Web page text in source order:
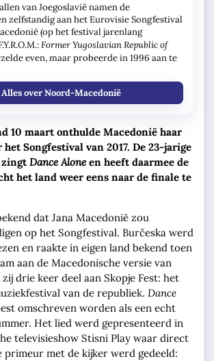
van Joegoslavië namen de
zelfstandig aan het Eurovisie Songfestival
(op het festival jarenlang
Former Yugoslavian Republic of
even, maar probeerde in 1996 aan te
Alles over Noord-Macedonië
10 maart onthulde Macedonië haar
Songfestival van 2017. De 23-jarige
zingtDance Aloneen heeft daarmee de
het land weer eens naar de finale te
dat Jana Macedonië zou
op het Songfestival. Burčeska werd
en raakte in eigen land bekend toen
aan de Macedonische versie van
drie keer deel aan Skopje Fest: het
van de republiek. Dance
omschreven worden als een echt
Het lied werd gepresenteerd in
televisieshow Stisni Play waar direct
primeur met de kijker werd gedeeld: